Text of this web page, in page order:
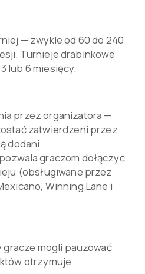
— zwykle od 60 do 240
Turnieje drabinkowe
lub 6 miesięcy.
przez organizatora —
zatwierdzeni przez
dodani.
graczom dołączyć
(obsługiwane przez
Winning Lane i
mogli pauzować
otrzymuje